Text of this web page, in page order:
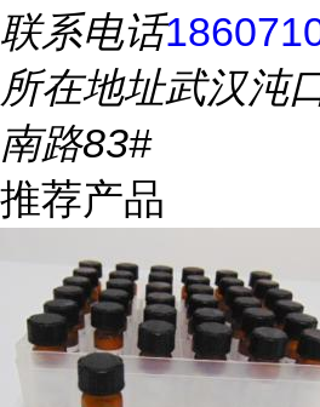
联系电话
所在地址武汉沌
南路83#
推荐产品